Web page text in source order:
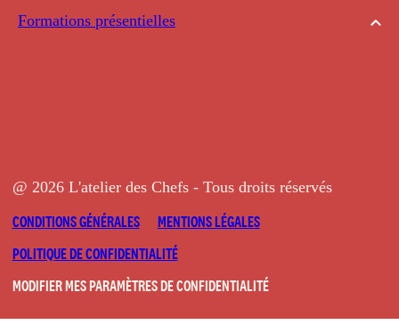
Formations présentielles
@ 2026 L'atelier des Chefs - Tous droits réservés
CONDITIONS GÉNÉRALES
MENTIONS LÉGALES
POLITIQUE DE CONFIDENTIALITÉ
MODIFIER MES PARAMÈTRES DE CONFIDENTIALITÉ